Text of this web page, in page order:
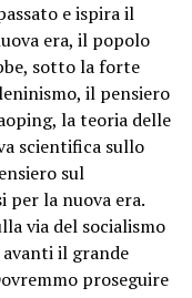
e ispira il
era, il popolo
sotto la forte
il pensiero
la teoria delle
scientifica sullo
sul
per la nuova era.
via del socialismo
il ​​grande
proseguire